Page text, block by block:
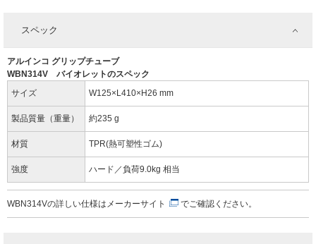
スペック
アルインコ グリップチューブ
WBN314V バイオレットのスペック
サイズ
W125×L410×H26 mm
製品質量（重量） 約235 g
材質 TPR(熱可塑性ゴム)
強度 ハード／負荷9.0kg 相当
WBN314Vの詳しい仕様は メーカーサイト でご確認ください。